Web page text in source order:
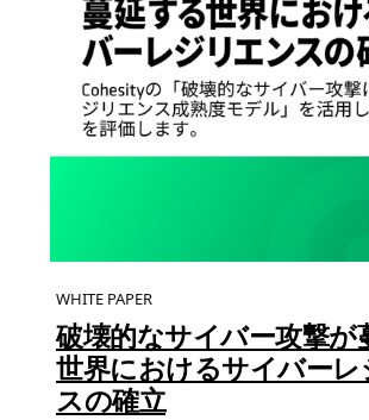
WHITE PAPER
破壊的なサイバー攻撃が
世界におけるサイバーレ
スの確立